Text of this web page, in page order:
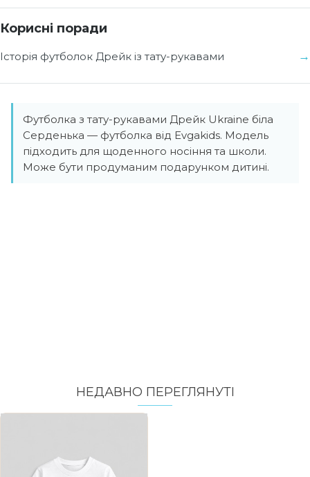
Корисні поради
Історія футболок Дрейк із тату-рукавами
Футболка з тату-рукавами Дрейк Ukraine біла
Серденька — футболка від Evgakids. Модель
підходить для щоденного носіння та школи.
Може бути продуманим подарунком дитині.
НЕДАВНО ПЕРЕГЛЯНУТI